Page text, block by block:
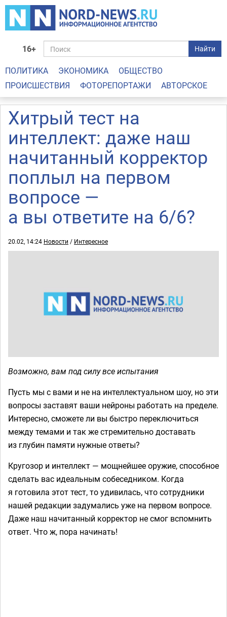
16+ Найти
ПОЛИТИКА ЭКОНОМИКА
ОБЩЕСТВО
ПРОИСШЕСТВИЯ
ФОТОРЕПОРТАЖИ АВТОРСКОЕ
Хитрый тест на
интеллект: даже наш
начитанный корректор
поплыл на первом
вопросе —
а вы ответите на 6/6?
20.02, 14:24 Новости / Интересное
Возможно, вам под силу все испытания
Пусть мы с вами и не на интеллектуальном шоу, но эти
вопросы заставят ваши нейроны работать на пределе.
Интересно, сможете ли вы быстро переключиться
между темами и так же стремительно доставать
из глубин памяти нужные ответы?
Кругозор и интеллект — мощнейшее оружие, способное
сделать вас идеальным собеседником. Когда
я готовила этот тест, то удивилась, что сотрудники
нашей редакции задумались уже на первом вопросе.
Даже наш начитанный корректор не смог вспомнить
ответ. Что ж, пора начинать!